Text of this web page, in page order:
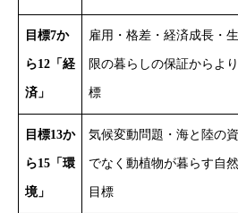
目標7か
ら12「経
済」
雇用・格差・経済成長・
限の暮らしの保証からよ
標
目標13か
ら15「環
境」
気候変動問題・海と陸の
でなく動植物が暮らす自
目標